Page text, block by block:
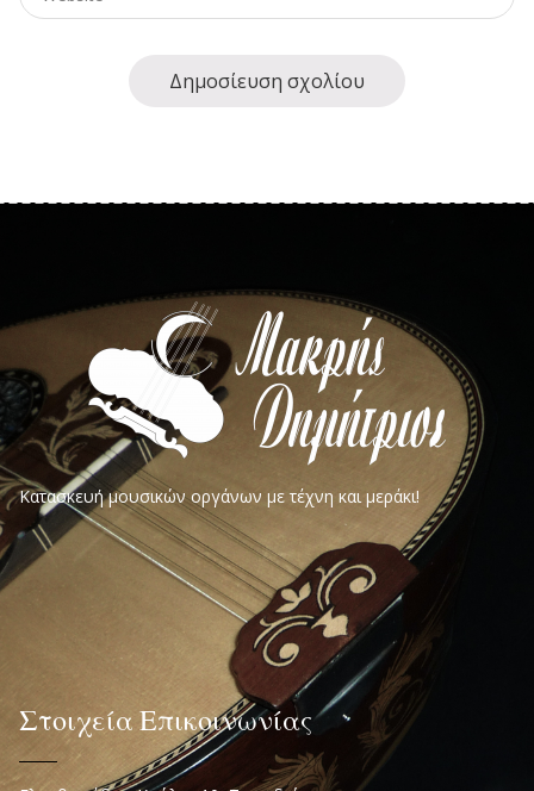
Κατασκευή μουσικών οργάνων με τέχνη και μεράκι!
Στοιχεία Επικοινωνίας